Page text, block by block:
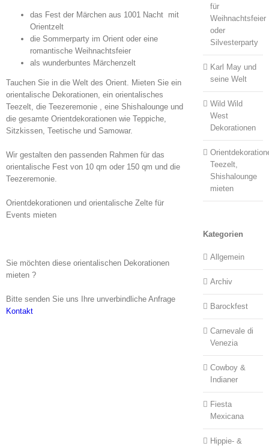
das Fest der Märchen aus 1001 Nacht mit
Orientzelt
die Sommerparty im Orient oder eine
romantische Weihnachtsfeier
als wunderbuntes Märchenzelt
Tauchen Sie in die Welt des Orient. Mieten Sie ein
orientalische Dekorationen, ein orientalisches
Teezelt, die Teezeremonie , eine Shishalounge und
die gesamte Orientdekorationen wie Teppiche,
Sitzkissen, Teetische und Samowar.
Wir gestalten den passenden Rahmen für das
orientalische Fest von 10 qm oder 150 qm und die
Teezeremonie.
Orientdekorationen und orientalische Zelte für
Events mieten
Sie möchten diese orientalischen Dekorationen
mieten ?
Bitte senden Sie uns Ihre unverbindliche Anfrage
Kontakt
für
Weihnachtsfeier
oder
Silvesterparty
Karl May und
seine Welt
Wild Wild
West
Dekorationen
Teezelt,
Shishalounge
mieten
Kategorien
Allgemein
Archiv
Barockfest
Carnevale di
Venezia
Cowboy &
Indianer
Fiesta
Mexicana
Hippie- &